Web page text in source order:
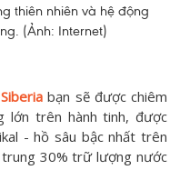
thiên nhiên và hệ động
(Ảnh: Internet)
bạn sẽ được chiêm
lớn trên hành tinh, được
- hồ sâu bậc nhất trên
30% trữ lượng nước